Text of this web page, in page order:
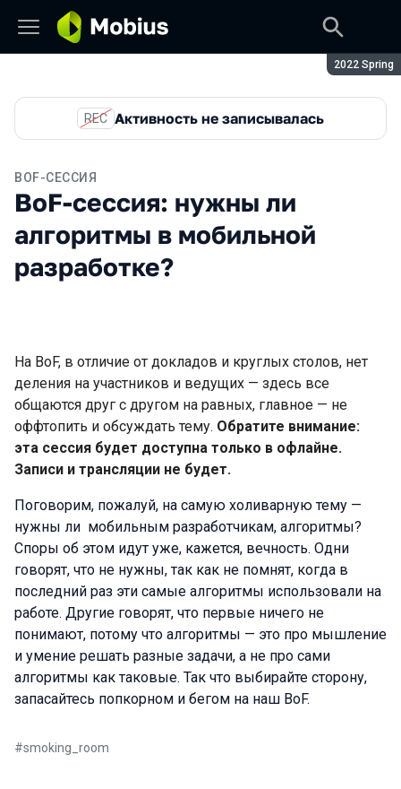
Сезон:
2022 Spring
REC Активность не записывалась
BOF-СЕССИЯ
BoF-сессия: нужны ли
алгоритмы в мобильной
разработке?
На BoF, в отличие от докладов и круглых столов, нет
деления на участников и ведущих — здесь все
общаются друг с другом на равных, главное — не
оффтопить и обсуждать тему. Обратите внимание:
эта сессия будет доступна только в офлайне.
Записи и трансляции не будет.
Поговорим, пожалуй, на самую холиварную тему —
нужны ли мобильным разработчикам, алгоритмы?
Споры об этом идут уже, кажется, вечность. Одни
говорят, что не нужны, так как не помнят, когда в
последний раз эти самые алгоритмы использовали на
работе. Другие говорят, что первые ничего не
понимают, потому что алгоритмы — это про мышление
и умение решать разные задачи, а не про сами
алгоритмы как таковые. Так что выбирайте сторону,
запасайтесь попкорном и бегом на наш BoF.
#smoking_room